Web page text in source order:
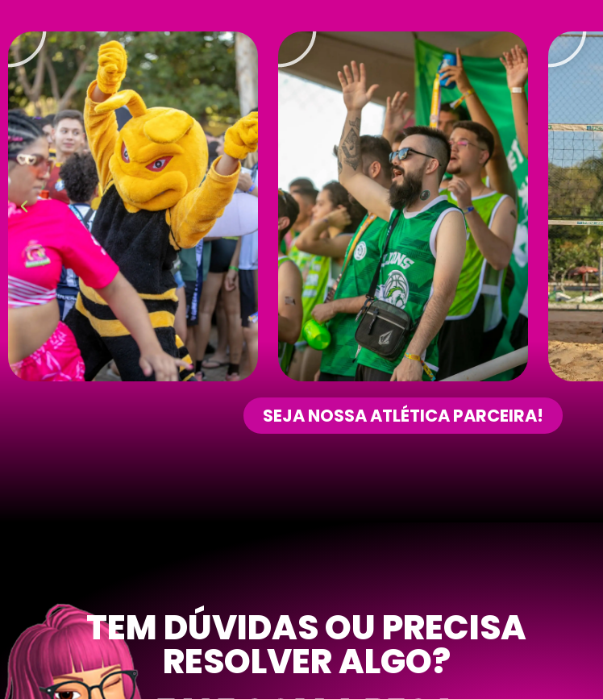
SEJA NOSSA ATLÉTICA PARCEIRA!
TEM DÚVIDAS OU PRECISA
RESOLVER ALGO?